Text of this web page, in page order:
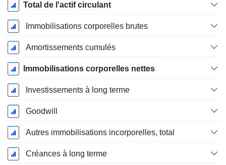
Total de l'actif circulant
Immobilisations corporelles brutes
Amortissements cumulés
Immobilisations corporelles nettes
Investissements à long terme
Goodwill
Autres immobilisations incorporelles, total
Créances à long terme